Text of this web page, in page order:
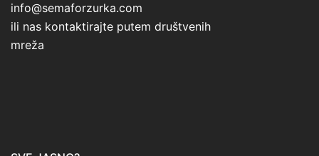
info@semaforzurka.com
ili nas kontaktirajte putem društvenih
mreža